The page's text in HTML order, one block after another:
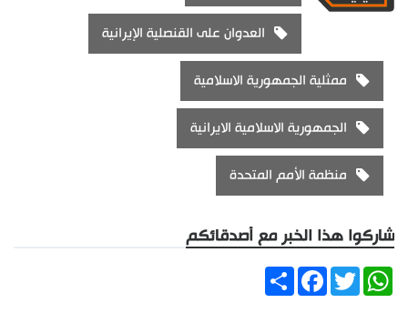
العدوان على القنصلية الإيرانية
ممثلية الجمهورية الاسلامية
الجمهورية الاسلامية الايرانية
منظمة الأمم المتحدة
شاركوا هذا الخبر مع أصدقائكم
ShareFacebookTwitter
WhatsApp